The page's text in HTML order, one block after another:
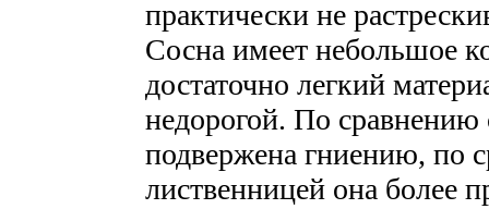
практически не
Сосна имеет небольшое
достаточно легкий
недорогой. По
подвержена гниению, по
лиственницей она более